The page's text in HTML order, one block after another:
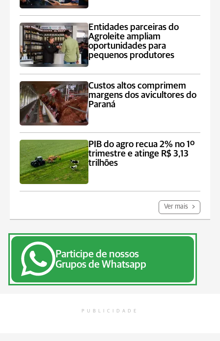
Entidades parceiras do
Agroleite ampliam
oportunidades para
pequenos produtores
Custos altos comprimem
margens dos avicultores do
Paraná
PIB do agro recua 2% no 1º
trimestre e atinge R$ 3,13
trilhões
Ver mais
Participe de nossos
Grupos de Whatsapp
PUBLICIDADE